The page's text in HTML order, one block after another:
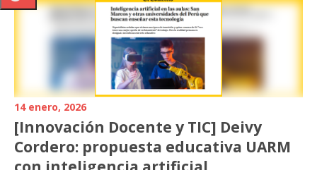
14 enero, 2026
[Innovación Docente y TIC] Deivy
Cordero: propuesta educativa UARM